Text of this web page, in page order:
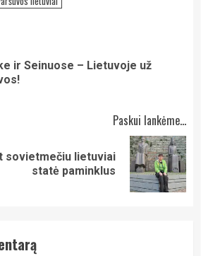
ir Seinuose – Lietuvoje už
Paskui lankėme...
sovietmečiu lietuviai
statė paminklus